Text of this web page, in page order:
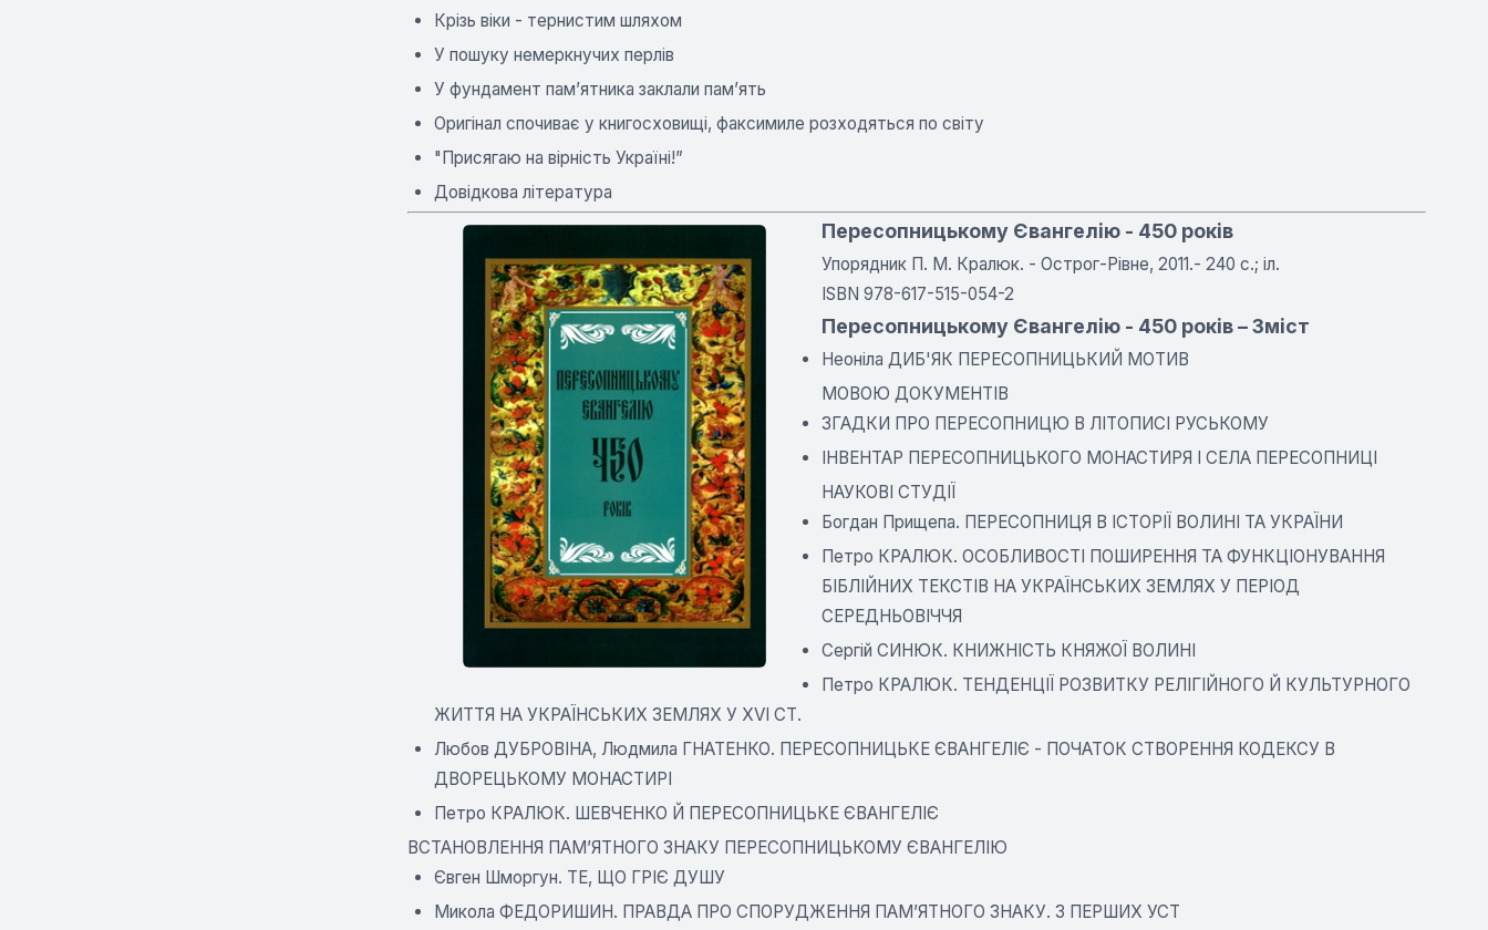
Крізь віки - тернистим шляхом
У пошуку немеркнучих перлів
У фундамент пам’ятника заклали пам’ять
Оригінал спочиває у книгосховищі, факсимиле розходяться по світу
"Присягаю на вірність Україні!”
Довідкова література
Пересопницькому Євангелію - 450 років
Упорядник П. М. Кралюк. - Острог-Рівне, 2011.- 240 с.; іл.
ISBN 978-617-515-054-2
Пересопницькому Євангелію - 450 років – Зміст
Неоніла ДИБ'ЯК ПЕРЕСОПНИЦЬКИЙ МОТИВ
МОВОЮ ДОКУМЕНТІВ
ЗГАДКИ ПРО ПЕРЕСОПНИЦЮ В ЛІТОПИСІ РУСЬКОМУ
ІНВЕНТАР ПЕРЕСОПНИЦЬКОГО МОНАСТИРЯ І СЕЛА ПЕРЕСОПНИЦІ
НАУКОВІ СТУДІЇ
Богдан Прищепа. ПЕРЕСОПНИЦЯ В ІСТОРІЇ ВОЛИНІ ТА УКРАЇНИ
Петро КРАЛЮК. ОСОБЛИВОСТІ ПОШИРЕННЯ ТА ФУНКЦІОНУВАННЯ
БІБЛІЙНИХ ТЕКСТІВ НА УКРАЇНСЬКИХ ЗЕМЛЯХ У ПЕРІОД
СЕРЕДНЬОВІЧЧЯ
Сергій СИНЮК. КНИЖНІСТЬ КНЯЖОЇ ВОЛИНІ
Петро КРАЛЮК. ТЕНДЕНЦІЇ РОЗВИТКУ РЕЛІГІЙНОГО Й КУЛЬТУРНОГО
ЖИТТЯ НА УКРАЇНСЬКИХ ЗЕМЛЯХ У XVI СТ.
Любов ДУБРОВІНА, Людмила ГНАТЕНКО. ПЕРЕСОПНИЦЬКЕ ЄВАНГЕЛІЄ - ПОЧАТОК СТВОРЕННЯ КОДЕКСУ В
ДВОРЕЦЬКОМУ МОНАСТИРІ
Петро КРАЛЮК. ШЕВЧЕНКО Й ПЕРЕСОПНИЦЬКЕ ЄВАНГЕЛІЄ
ВСТАНОВЛЕННЯ ПАМ’ЯТНОГО ЗНАКУ ПЕРЕСОПНИЦЬКОМУ ЄВАНГЕЛІЮ
Євген Шморгун. ТЕ, ЩО ГРІЄ ДУШУ
Микола ФЕДОРИШИН. ПРАВДА ПРО СПОРУДЖЕННЯ ПАМ’ЯТНОГО ЗНАКУ. З ПЕРШИХ УСТ